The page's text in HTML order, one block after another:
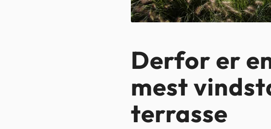
Derfor er
mest
terrasse